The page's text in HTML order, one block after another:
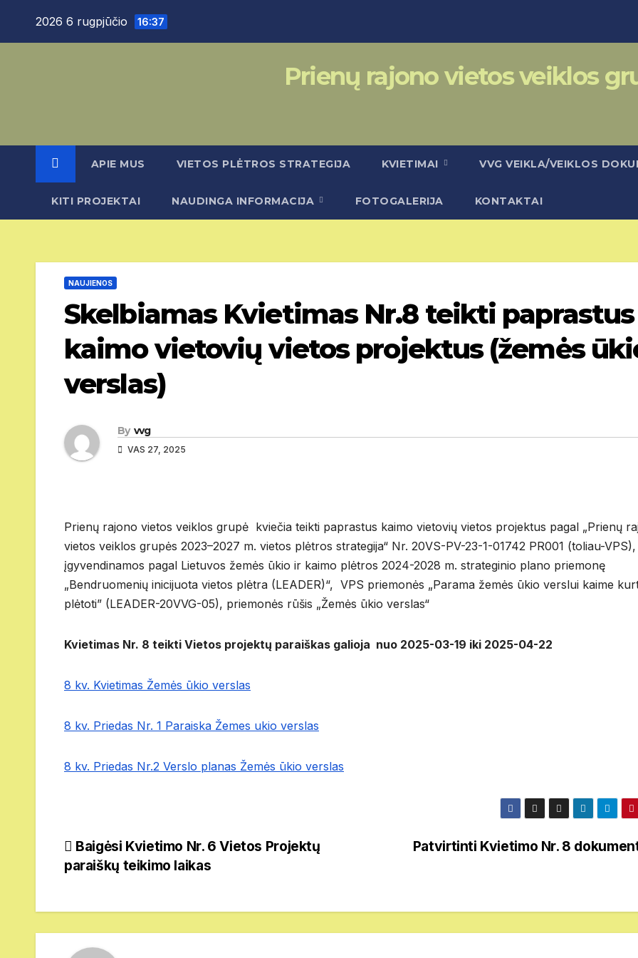
2026 6 rugpjūčio 16:37
Prienų rajono vietos veiklos
APIE MUS VIETOS PLĖTROS STRATEGIJA KVIETIMAI VVG VEIKLA/VEIKLOS
KITI PROJEKTAI NAUDINGA INFORMACIJA FOTOGALERIJA KONTAKTAI
NAUJIENOS
Skelbiamas Kvietimas Nr.8 teikti paprastus
kaimo vietovių vietos projektus (žemės
verslas)
By vvg
VAS 27, 2025
Prienų rajono vietos veiklos grupė kviečia teikti paprastus kaimo vietovių vietos projektus pagal „Prienų
vietos veiklos grupės 2023–2027 m. vietos plėtros strategija“ Nr. 20VS-PV-23-1-01742 PR001 (toliau-VPS),
įgyvendinamos pagal Lietuvos žemės ūkio ir kaimo plėtros 2024-2028 m. strateginio plano priemonę
„Bendruomenių inicijuota vietos plėtra (LEADER)“, VPS priemonės „Parama žemės ūkio verslui kaime
plėtoti” (LEADER-20VVG-05), priemonės rūšis „Žemės ūkio verslas“
Kvietimas Nr. 8 teikti Vietos projektų paraiškas galioja nuo 2025-03-19 iki 2025-04-22
8 kv. Kvietimas Žemės ūkio verslas
8 kv. Priedas Nr. 1 Paraiska Žemes ukio verslas
8 kv. Priedas Nr.2 Verslo planas Žemės ūkio verslas
Navigacija
tarp
įrašų
Patvirtinti Kvietimo Nr. 8
Baigėsi Kvietimo Nr. 6 Vietos Projektų
paraiškų teikimo laikas